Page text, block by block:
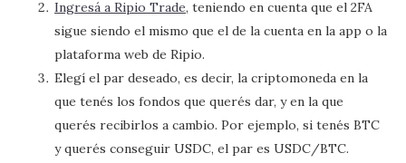
Ingresá a Ripio Trade, teniendo en cuenta que el 2FA
sigue siendo el mismo que el de la cuenta en la app o la
plataforma web de Ripio.
Elegí el par deseado, es decir, la criptomoneda en la
que tenés los fondos que querés dar, y en la que
querés recibirlos a cambio. Por ejemplo, si tenés BTC
y querés conseguir USDC, el par es USDC/BTC.